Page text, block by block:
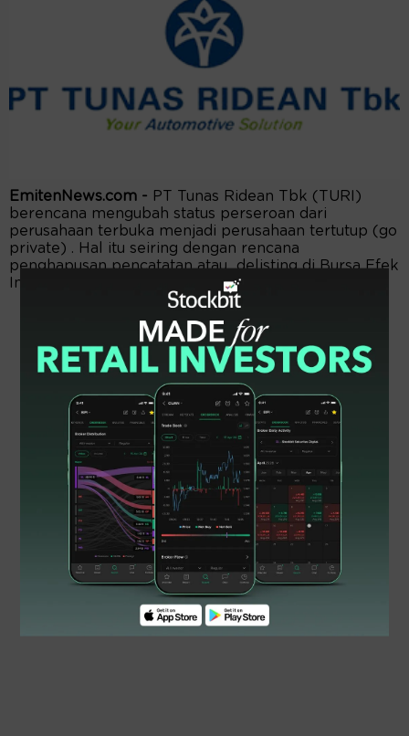
EmitenNews.com - PT Tunas Ridean Tbk (TURI)
berencana mengubah status perseroan dari
perusahaan terbuka menjadi perusahaan tertutup (go
private) . Hal itu seiring dengan rencana
penghapusan pencatatan atau delisting di Bursa Efek
Indonesia (BEI) saham oleh Perseroan.